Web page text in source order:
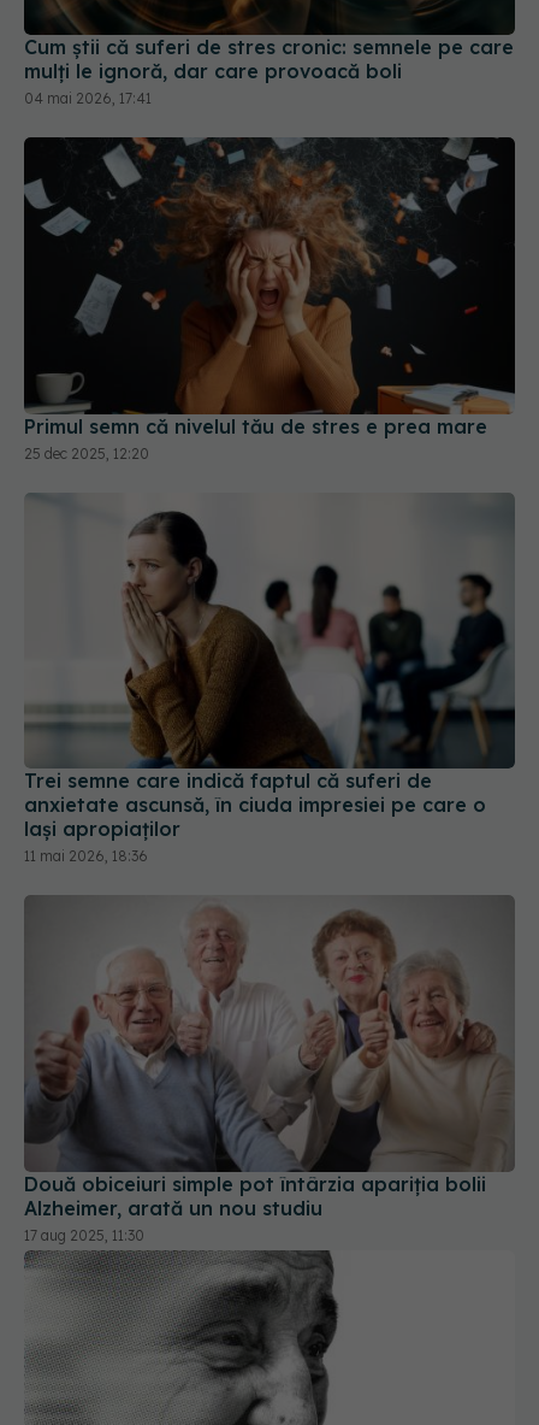
Cum știi că suferi de stres cronic: semnele pe care
mulți le ignoră, dar care provoacă boli
04 mai 2026, 17:41
Primul semn că nivelul tău de stres e prea mare
25 dec 2025, 12:20
Trei semne care indică faptul că suferi de
anxietate ascunsă, în ciuda impresiei pe care o
lași apropiaților
11 mai 2026, 18:36
Două obiceiuri simple pot întârzia apariția bolii
Alzheimer, arată un nou studiu
17 aug 2025, 11:30